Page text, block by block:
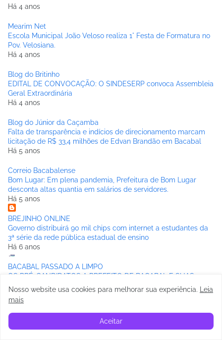
Há 4 anos
Mearim Net
Escola Municipal João Veloso realiza 1° Festa de Formatura no
Pov. Velosiana.
Há 4 anos
Blog do Britinho
EDITAL DE CONVOCAÇÃO: O SINDESERP convoca Assembleia
Geral Extraordinária
Há 4 anos
Blog do Júnior da Caçamba
Falta de transparência e indícios de direcionamento marcam
licitação de R$ 33,4 milhões de Edvan Brandão em Bacabal
Há 5 anos
Correio Bacabalense
Bom Lugar: Em plena pandemia, Prefeitura de Bom Lugar
desconta altas quantia em salários de servidores.
Há 5 anos
BREJINHO ONLINE
Governo distribuirá 90 mil chips com internet a estudantes da
3ª série da rede pública estadual de ensino
Há 6 anos
BACABAL PASSADO A LIMPO
OS PRÉ-CANDIDATOS A PREFEITO DE BACABAL E SUAS
REAIS CHANCES
Há 6 anos
Blog do Jeremias
Nosso website usa cookies para melhorar sua experiência.
Leia
mais
Aceitar